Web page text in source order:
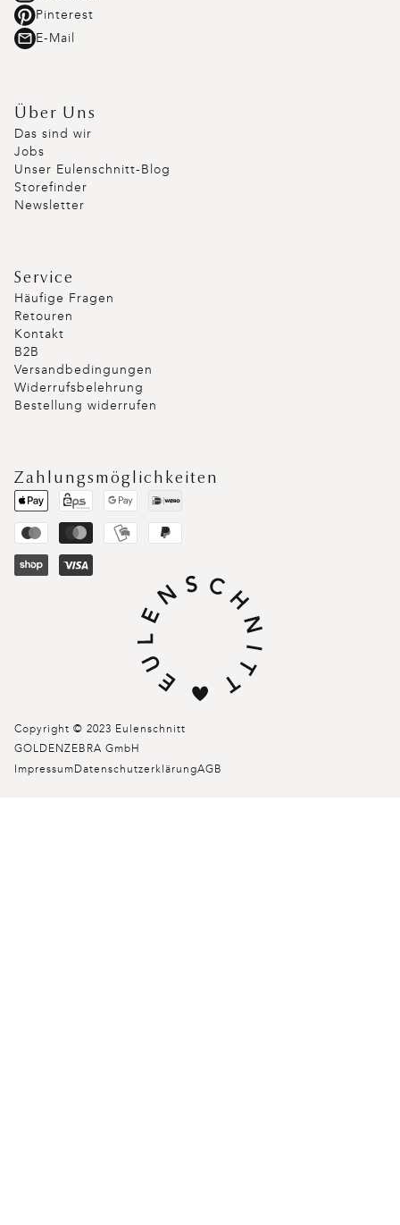
Pinterest
E-Mail
Über Uns
Das sind wir
Jobs
Unser Eulenschnitt-Blog
Storefinder
Newsletter
Service
Häufige Fragen
Retouren
Kontakt
B2B
Versandbedingungen
Widerrufsbelehrung
Bestellung widerrufen
Zahlungsmöglichkeiten
Copyright © 2023 Eulenschnitt
GOLDENZEBRA GmbH
ImpressumDatenschutzerklärungAGB